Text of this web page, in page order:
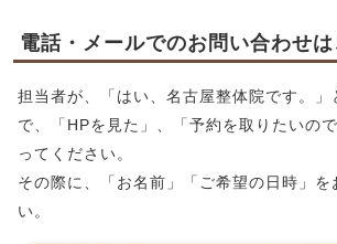
電話・メールでのお問い合わせは
担当者が、「はい、名古屋整体院です。」
で、「HPを見た」、「予約を取りたいの
ってください。
その際に、「お名前」「ご希望の日時」を
い。